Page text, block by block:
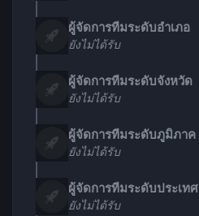
ผู้จัดการทีมระดับอำเภอ
ยังไม่ได้รับ
ผู้จัดการทีมระดับจังหวัด
ยังไม่ได้รับ
ผู้จัดการทีมระดับภูมิภาค
ยังไม่ได้รับ
ผู้จัดการทีมระดับประเทศ
ยังไม่ได้รับ